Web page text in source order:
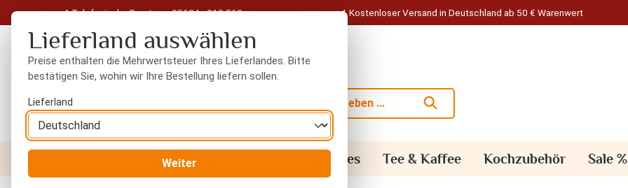
Hauptinhalt springen
Zur Suche springen
Zur Hauptnavigation springen
Telefonische Beratung: 05604 - 919 563 Kostenloser Versand in Deutschland ab 50 € Warenwert
Trockenfrüchte Gewürze Orientalisches Tee & Kaffee Kochzubehör Sale %
Lieferland auswählen
Preise enthalten die Mehrwertsteuer Ihres Lieferlandes. Bitte
bestätigen Sie, wohin wir Ihre Bestellung liefern sollen.
Lieferland
Weiter